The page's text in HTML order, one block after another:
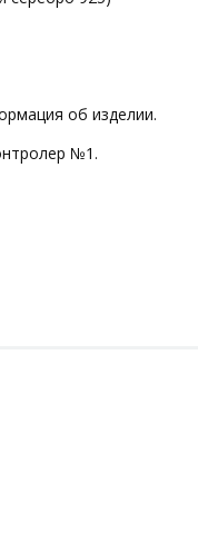
об изделии.
№1.